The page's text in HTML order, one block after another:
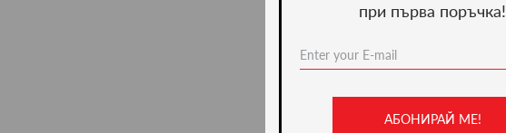
Enter
при първа поръчка!
АБОНИРАЙ МЕ!